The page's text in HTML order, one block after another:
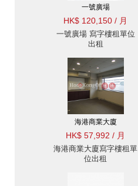
一號廣場
HK$ 120,150 / 月
一號廣場 寫字樓租單位
出租
海港商業大廈
HK$ 57,992 / 月
海港商業大廈寫字樓租單
位出租